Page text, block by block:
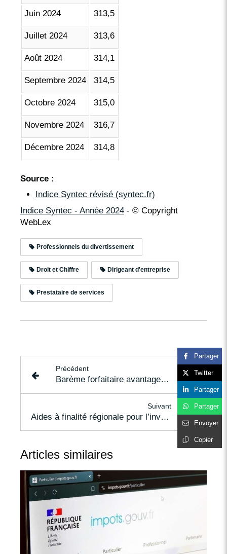
Juin 2024 313,5
Juillet 2024 313,6
Août 2024 314,1
Septembre 2024 314,5
Octobre 2024 315,0
Novembre 2024 316,7
Décembre 2024 314,8
Source :
Indice Syntec révisé (syntec.fr)
Indice Syntec - Année 2024 - © Copyright
WebLex
Professionnels du divertissement
Droit et Chiffre Dirigeant d'entreprise
Prestataire de services
Précédent
Barème forfaitaire avantage en nature logement - Année 2025
Suivant
Aides à finalité régionale pour l’investissement : des plafonds réhaussés !
Articles similaires
Partager
Twitter
Partager
Partager
Envoyer
Copier